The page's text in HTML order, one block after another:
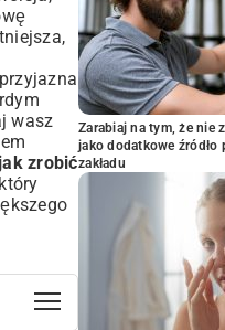
wasz
jak zrobić
Zarabiaj na tym, że nie
jako dodatkowe
zakładu